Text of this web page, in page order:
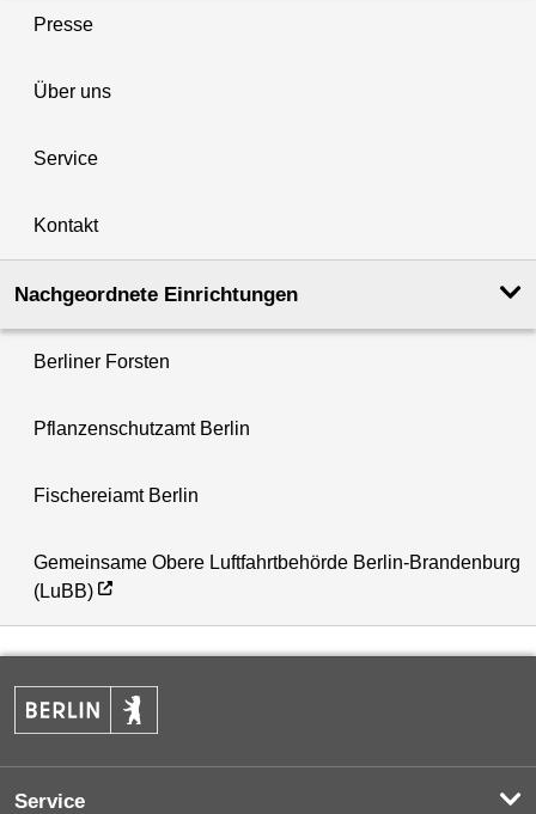
Presse
Über uns
Service
Kontakt
Nachgeordnete Einrichtungen
Berliner Forsten
Pflanzenschutzamt Berlin
Fischereiamt Berlin
Gemeinsame Obere Luftfahrtbehörde Berlin-Brandenburg
(LuBB)
Service